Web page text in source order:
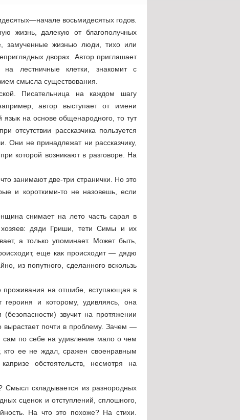
восьмидесятых годов.
жизнь, далекую от благополучных
замученные жизнью люди, тихо или
дворах. Автор приглашает
лестничные клетки, знакомит с
смысла существования.
Писательница на каждом шагу
автор выступает от имени
язык на основе общенародного, то тут
рассказчика пользуется
Они не принадлежат ни рассказчику,
которой возникают в разговоре. На
занимают две-три странички. Но это
и короткими-то не назовешь, если
снимает на лето часть сарая в
хозяев: дяди Гриши, тети Симы и их
а только упоминает. Может быть,
еще как происходит — дядю
из попутного, сделанного вскользь
проживания на отшибе, вступающая в
героиня и которому, удивляясь, она
звучит на протяжении
вырастает почти в проблему. Зачем —
по себе на удивление мало о чем
кто ее не ждал, сражен своенравным
обстоятельств, несмотря на
Смысл складывается из разнородных
сценок и отступлений, сплошного,
На что это похоже? На стихи.